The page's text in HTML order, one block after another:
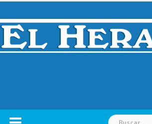
Skip
content
Buscar: